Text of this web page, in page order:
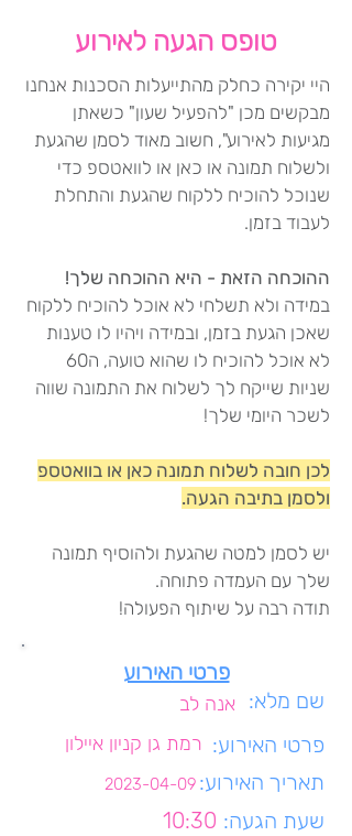
טופס הגעה לאירוע
היי יקירה כחלק מהתייעלות הסכנות אנחנו
מבקשים מכן "להפעיל שעון" כשאתן
מגיעות לאירוע", חשוב מאוד לסמן שהגעת
ולשלוח תמונה או כאן או לוואטספ כדי
שנוכל להוכיח ללקוח שהגעת והתחלת
לעבוד בזמן.
ההוכחה הזאת - היא ההוכחה שלך!
במידה ולא תשלחי לא אוכל להוכיח ללקוח
שאכן הגעת בזמן, ובמידה ויהיו לו טענות
לא אוכל להוכיח לו שהוא טועה, ה60
שניות שייקח לך לשלוח את התמונה שווה
לשכר היומי שלך!
לכן חובה לשלוח תמונה כאן או בוואטספ
ולסמן בתיבה הגעה.
יש לסמן למטה שהגעת ולהוסיף תמונה
שלך עם העמדה פתוחה.
תודה רבה על שיתוף הפעולה!
פרטי האירוע
אנה לב שם מלא:
רמת גן קניון איילון פרטי האירוע:
2023-04-09 תאריך האירוע:
10:30 שעת הגעה: